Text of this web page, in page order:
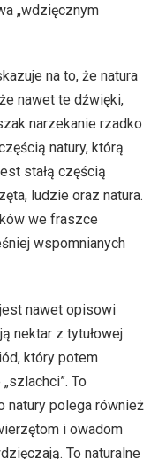
„wdzięcznym
na to, że natura
nawet te dźwięki,
narzekanie rzadko
natury, którą
stałą częścią
ludzie oraz natura.
we fraszce
wspomnianych
nawet opisowi
nektar z tytułowej
który potem
To
natury polega również
i owadom
To naturalne